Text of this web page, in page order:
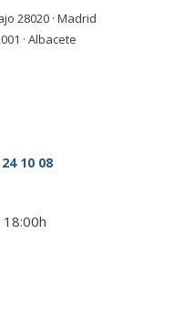
28020 · Madrid
· Albacete
10 08